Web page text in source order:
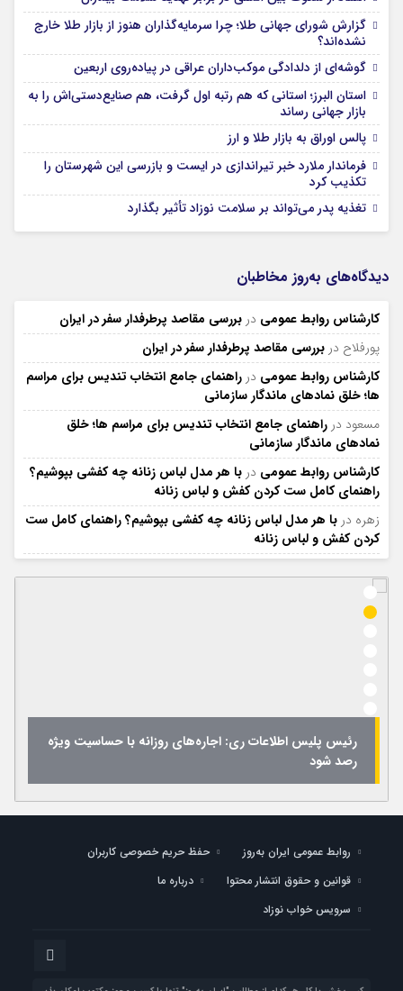
گزارش شورای جهانی طلا؛ چرا سرمایه‌گذاران هنوز از بازار طلا خارج
نشده‌اند؟
گوشه‌ای از دلدادگی موکب‌داران عراقی در پیاده‌روی اربعین
استان البرز؛ استانی که هم رتبه اول گرفت، هم صنایع‌دستی‌اش را به
بازار جهانی رساند
پالس اوراق به بازار طلا و ارز
فرماندار ملارد خبر تیراندازی در ایست و بازرسی این شهرستان را
تکذیب کرد
تغذیه پدر می‌تواند بر سلامت نوزاد تأثیر بگذارد
دیدگاه‌های به‌روز مخاطبان
کارشناس روابط عمومی در بررسی مقاصد پرطرفدار سفر در ایران
پورفلاح در بررسی مقاصد پرطرفدار سفر در ایران
کارشناس روابط عمومی در راهنمای جامع انتخاب تندیس برای مراسم
ها؛ خلق نمادهای ماندگار سازمانی
مسعود در راهنمای جامع انتخاب تندیس برای مراسم ها؛ خلق
نمادهای ماندگار سازمانی
کارشناس روابط عمومی در با هر مدل لباس زنانه چه کفشی بپوشیم؟
راهنمای کامل ست کردن کفش و لباس زنانه
زهره در با هر مدل لباس زنانه چه کفشی بپوشیم؟ راهنمای کامل ست
کردن کفش و لباس زنانه
رئیس پلیس اطلاعات ری: اجاره‌های روزانه با حساسیت ویژه
رصد شود
روابط عمومی ایران به‌روز
حفظ حریم خصوصی کاربران
قوانین و حقوق انتشار محتوا
درباره ما
سرویس خواب نوزاد